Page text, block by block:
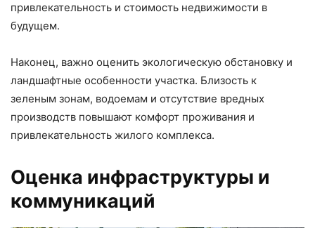
привлекательность и стоимость недвижимости в
будущем.
Наконец, важно оценить экологическую обстановку и
ландшафтные особенности участка. Близость к
зеленым зонам, водоемам и отсутствие вредных
производств повышают комфорт проживания и
привлекательность жилого комплекса.
Оценка инфраструктуры и
коммуникаций